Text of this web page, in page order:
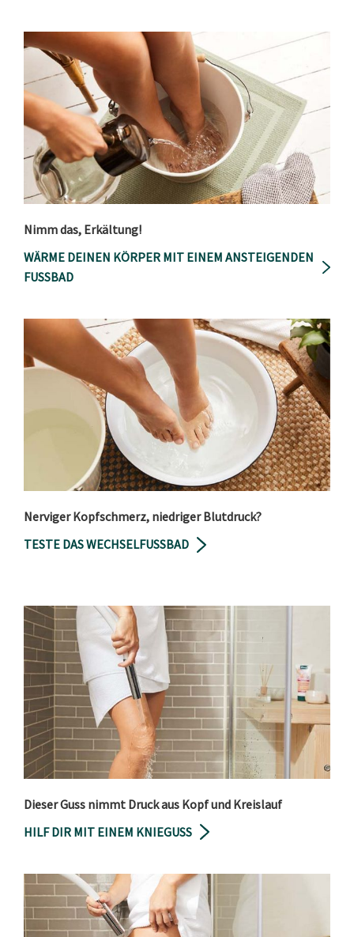
Nimm das, Erkältung!
WÄRME DEINEN KÖRPER MIT EINEM ANSTEIGENDEN
FUSSBAD
Nerviger Kopfschmerz, niedriger Blutdruck?
TESTE DAS WECHSELFUSSBAD
Dieser Guss nimmt Druck aus Kopf und Kreislauf
HILF DIR MIT EINEM KNIEGUSS